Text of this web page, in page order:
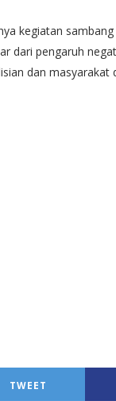
kegiatan
dari pengaruh
dan masyarakat
TWEET